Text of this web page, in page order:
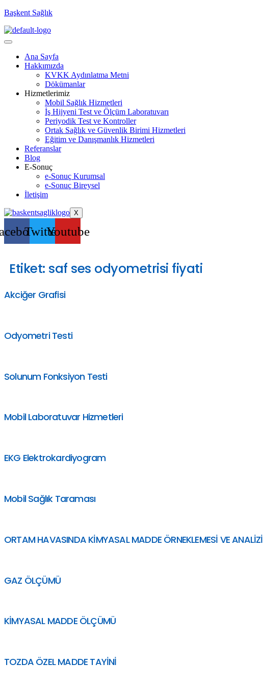
Başkent Sağlık
Ana Sayfa
Hakkımızda
KVKK Aydınlatma Metni
Dökümanlar
Hizmetlerimiz
Mobil Sağlık Hizmetleri
İş Hijyeni Test ve Ölçüm Laboratuvarı
Periyodik Test ve Kontroller
Ortak Sağlık ve Güvenlik Birimi Hizmetleri
Eğitim ve Danışmanlık Hizmetleri
Referanslar
Blog
E-Sonuç
e-Sonuç Kurumsal
e-Sonuç Bireysel
İletişim
X
TwitterYoutube
Etiket: saf ses odyometrisi fiyati
Akciğer Grafisi
Odyometri Testi
Solunum Fonksiyon Testi
Mobil Laboratuvar Hizmetleri
EKG Elektrokardiyogram
Mobil Sağlık Taraması
ORTAM HAVASINDA KİMYASAL MADDE ÖRNEKLEMESİ VE ANALİZİ
GAZ ÖLÇÜMÜ
KİMYASAL MADDE ÖLÇÜMÜ
TOZDA ÖZEL MADDE TAYİNİ